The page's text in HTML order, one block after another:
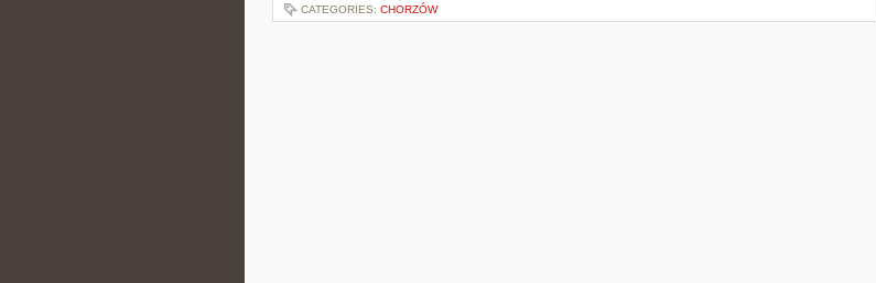
CATEGORIES: CHORZÓW